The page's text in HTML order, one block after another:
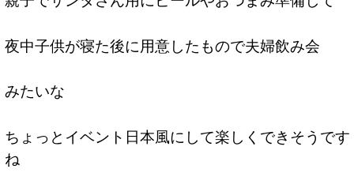
夜中子供が寝た後に用意したもので夫婦飲み会
みたいな
ちょっとイベント日本風にして楽しくできそうです
ね